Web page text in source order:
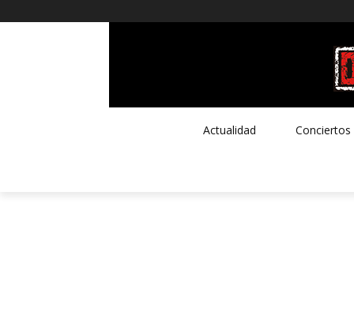
Actualidad Conciertos